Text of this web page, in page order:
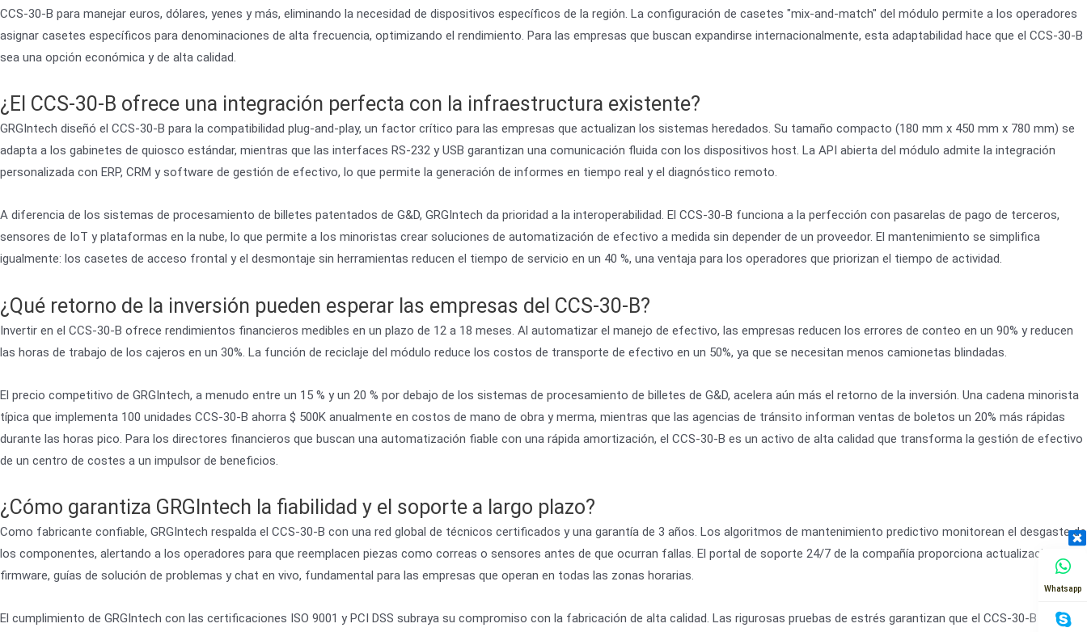
CCS-30-B para manejar euros, dólares, yenes y más, eliminando la necesidad de dispositivos específicos de la región. La configuración de casetes "mix-and-match" del módulo permite a los operadores
asignar casetes específicos para denominaciones de alta frecuencia, optimizando el rendimiento. Para las empresas que buscan expandirse internacionalmente, esta adaptabilidad hace que el CCS-30-B
sea una opción económica y de alta calidad.
¿El CCS-30-B ofrece una integración perfecta con la infraestructura existente?
GRGIntech diseñó el CCS-30-B para la compatibilidad plug-and-play, un factor crítico para las empresas que actualizan los sistemas heredados. Su tamaño compacto (180 mm x 450 mm x 780 mm) se
adapta a los gabinetes de quiosco estándar, mientras que las interfaces RS-232 y USB garantizan una comunicación fluida con los dispositivos host. La API abierta del módulo admite la integración
personalizada con ERP, CRM y software de gestión de efectivo, lo que permite la generación de informes en tiempo real y el diagnóstico remoto.
A diferencia de los sistemas de procesamiento de billetes patentados de G&D, GRGIntech da prioridad a la interoperabilidad. El CCS-30-B funciona a la perfección con pasarelas de pago de terceros,
sensores de IoT y plataformas en la nube, lo que permite a los minoristas crear soluciones de automatización de efectivo a medida sin depender de un proveedor. El mantenimiento se simplifica
igualmente: los casetes de acceso frontal y el desmontaje sin herramientas reducen el tiempo de servicio en un 40 %, una ventaja para los operadores que priorizan el tiempo de actividad.
¿Qué retorno de la inversión pueden esperar las empresas del CCS-30-B?
Invertir en el CCS-30-B ofrece rendimientos financieros medibles en un plazo de 12 a 18 meses. Al automatizar el manejo de efectivo, las empresas reducen los errores de conteo en un 90% y reducen
las horas de trabajo de los cajeros en un 30%. La función de reciclaje del módulo reduce los costos de transporte de efectivo en un 50%, ya que se necesitan menos camionetas blindadas.
El precio competitivo de GRGIntech, a menudo entre un 15 % y un 20 % por debajo de los sistemas de procesamiento de billetes de G&D, acelera aún más el retorno de la inversión. Una cadena minorista
típica que implementa 100 unidades CCS-30-B ahorra $ 500K anualmente en costos de mano de obra y merma, mientras que las agencias de tránsito informan ventas de boletos un 20% más rápidas
durante las horas pico. Para los directores financieros que buscan una automatización fiable con una rápida amortización, el CCS-30-B es un activo de alta calidad que transforma la gestión de efectivo
de un centro de costes a un impulsor de beneficios.
¿Cómo garantiza GRGIntech la fiabilidad y el soporte a largo plazo?
Como fabricante confiable, GRGIntech respalda el CCS-30-B con una red global de técnicos certificados y una garantía de 3 años. Los algoritmos de mantenimiento predictivo monitorean el desgaste de
los componentes, alertando a los operadores para que reemplacen piezas como correas o sensores antes de que ocurran fallas. El portal de soporte 24/7 de la compañía proporciona actualizaciones de
firmware, guías de solución de problemas y chat en vivo, fundamental para las empresas que operan en todas las zonas horarias.
El cumplimiento de GRGIntech con las certificaciones ISO 9001 y PCI DSS subraya su compromiso con la fabricación de alta calidad. Las rigurosas pruebas de estrés garantizan que el CCS-30-B resista
Whatsapp